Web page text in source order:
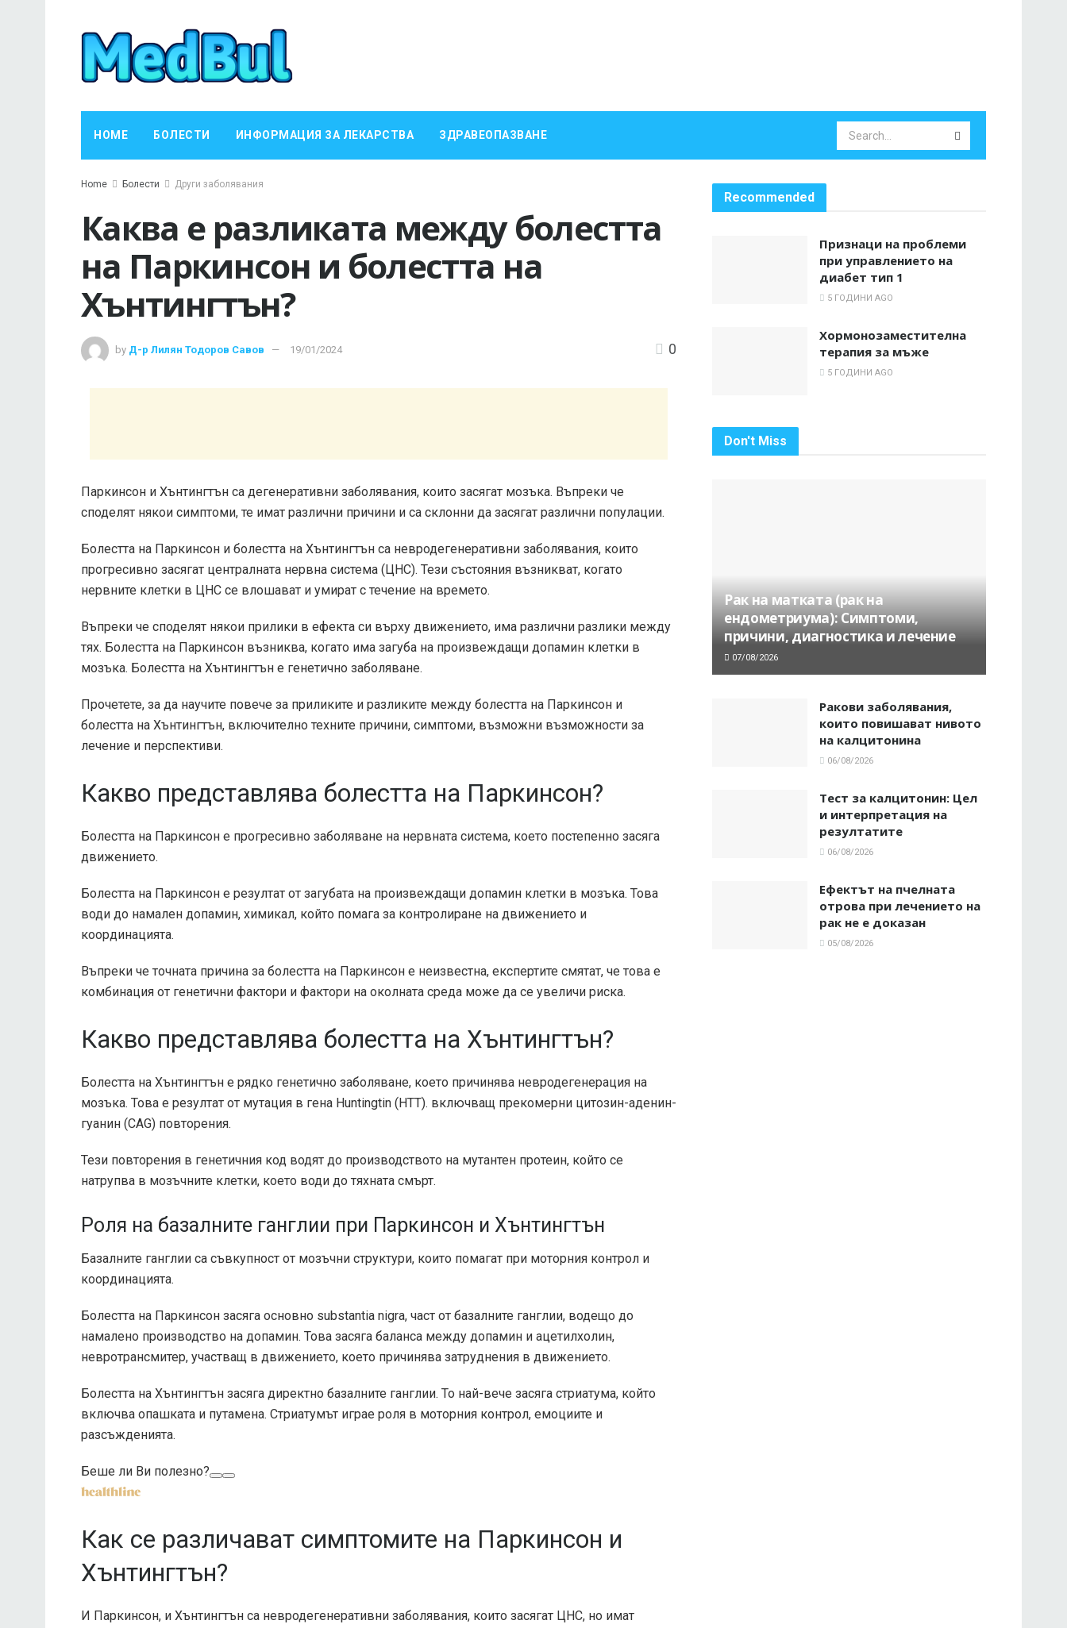
HOME БОЛЕСТИ ИНФОРМАЦИЯ ЗА ЛЕКАРСТВА ЗДРАВЕОПАЗВАНЕ
Home Болести Други заболявания
Каква е разликата между болестта
на Паркинсон и болестта на
Хънтингтън?
by Д-р Лилян Тодоров Савов 19/01/2024 0
Паркинсон и Хънтингтън са дегенеративни заболявания, които засягат мозъка. Въпреки че
споделят някои симптоми, те имат различни причини и са склонни да засягат различни популации.
Болестта на Паркинсон и болестта на Хънтингтън са невродегенеративни заболявания, които
прогресивно засягат централната нервна система (ЦНС). Тези състояния възникват, когато
нервните клетки в ЦНС се влошават и умират с течение на времето.
Въпреки че споделят някои прилики в ефекта си върху движението, има различни разлики между
тях. Болестта на Паркинсон възниква, когато има загуба на произвеждащи допамин клетки в
мозъка. Болестта на Хънтингтън е генетично заболяване.
Прочетете, за да научите повече за приликите и разликите между болестта на Паркинсон и
болестта на Хънтингтън, включително техните причини, симптоми, възможни възможности за
лечение и перспективи.
Какво представлява болестта на Паркинсон?
Болестта на Паркинсон е прогресивно заболяване на нервната система, което постепенно засяга
движението.
Болестта на Паркинсон е резултат от загубата на произвеждащи допамин клетки в мозъка. Това
води до намален допамин, химикал, който помага за контролиране на движението и
координацията.
Въпреки че точната причина за болестта на Паркинсон е неизвестна, експертите смятат, че това е
комбинация от генетични фактори и фактори на околната среда може да се увеличи риска.
Какво представлява болестта на Хънтингтън?
Болестта на Хънтингтън е рядко генетично заболяване, което причинява невродегенерация на
мозъка. Това е резултат от мутация в гена Huntingtin (HTT). включващ прекомерни цитозин-аденин-
гуанин (CAG) повторения.
Тези повторения в генетичния код водят до производството на мутантен протеин, който се
натрупва в мозъчните клетки, което води до тяхната смърт.
Роля на базалните ганглии при Паркинсон и Хънтингтън
Базалните ганглии са съвкупност от мозъчни структури, които помагат при моторния контрол и
координацията.
Болестта на Паркинсон засяга основно substantia nigra, част от базалните ганглии, водещо до
намалено производство на допамин. Това засяга баланса между допамин и ацетилхолин,
невротрансмитер, участващ в движението, което причинява затруднения в движението.
Болестта на Хънтингтън засяга директно базалните ганглии. То най-вече засяга стриатума, който
включва опашката и путамена. Стриатумът играе роля в моторния контрол, емоциите и
разсъжденията.
Беше ли Ви полезно?
Как се различават симптомите на Паркинсон и
Хънтингтън?
И Паркинсон, и Хънтингтън са невродегенеративни заболявания, които засягат ЦНС, но имат
Recommended
Признаци на проблеми
при управлението на
диабет тип 1
5 ГОДИНИ AGO
Хормонозаместителна
терапия за мъже
5 ГОДИНИ AGO
Don't Miss
Рак на матката (рак на
ендометриума): Симптоми,
причини, диагностика и лечение
07/08/2026
Ракови заболявания,
които повишават нивото
на калцитонина
06/08/2026
Тест за калцитонин: Цел
и интерпретация на
резултатите
06/08/2026
Ефектът на пчелната
отрова при лечението на
рак не е доказан
05/08/2026